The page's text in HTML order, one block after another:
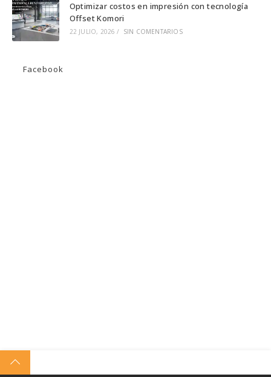
Optimizar costos en impresión con tecnología
Offset Komori
22 JULIO, 2026 / SIN COMENTARIOS
Facebook